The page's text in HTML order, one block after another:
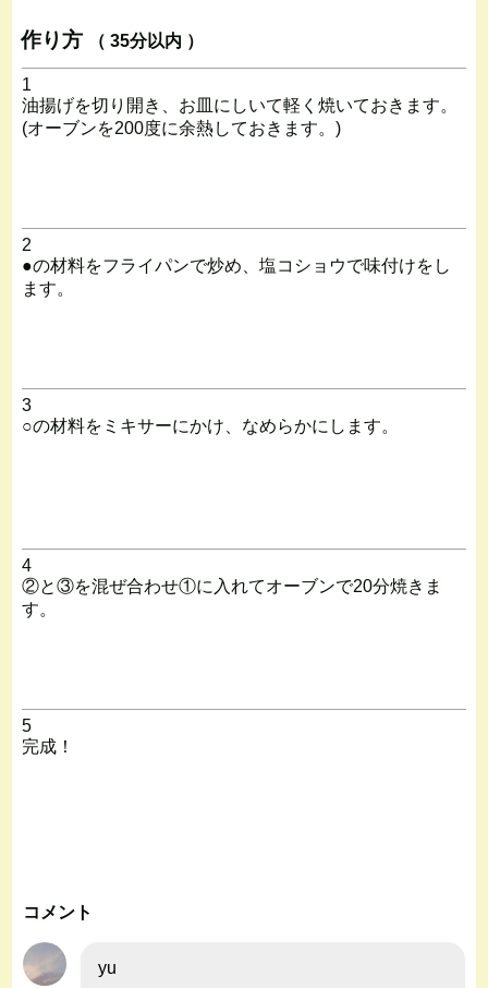
作り方 （ 35分以内 ）
1
油揚げを切り開き、お皿にしいて軽く焼いておきます。
(オーブンを200度に余熱しておきます。)
2
●の材料をフライパンで炒め、塩コショウで味付けをし
ます。
3
○の材料をミキサーにかけ、なめらかにします。
4
②と③を混ぜ合わせ①に入れてオーブンで20分焼きま
す。
5
完成！
コメント
yu